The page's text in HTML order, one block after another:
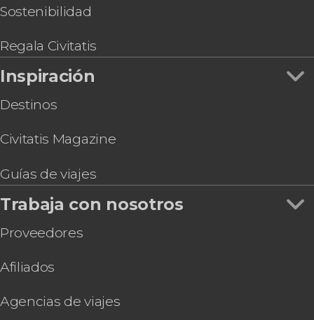
Sostenibilidad
Regala Civitatis
Inspiración
Destinos
Civitatis Magazine
Guías de viajes
Trabaja con nosotros
Proveedores
Afiliados
Agencias de viajes